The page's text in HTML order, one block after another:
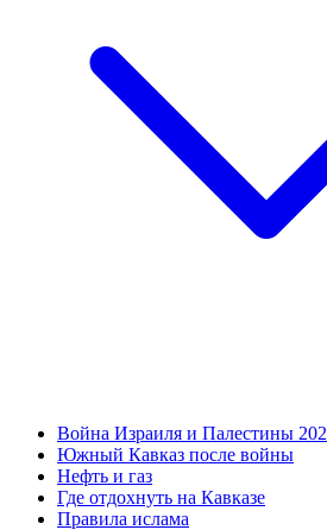
Война Израиля и Палестины
Южный Кавказ после войны
Нефть и газ
Где отдохнуть на Кавказе
Правила ислама